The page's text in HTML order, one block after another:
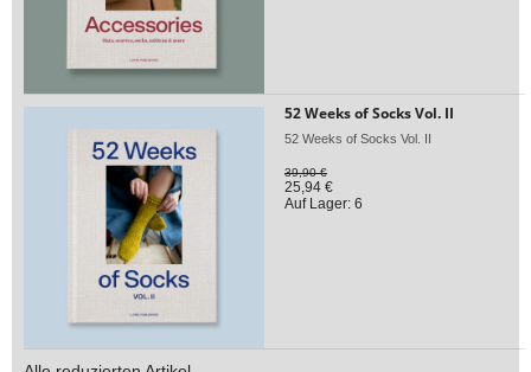
52 Weeks of Socks Vol. II
52 Weeks of Socks Vol. II
39,90 €
25,94 €
Auf Lager: 6